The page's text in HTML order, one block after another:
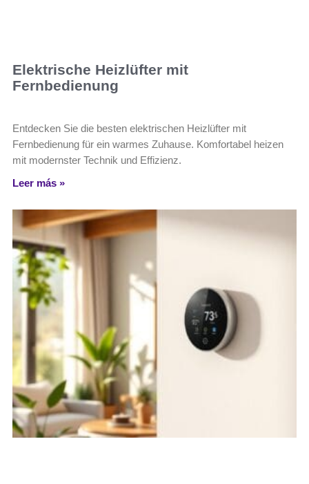
Elektrische Heizlüfter mit
Fernbedienung
Entdecken Sie die besten elektrischen Heizlüfter mit
Fernbedienung für ein warmes Zuhause. Komfortabel heizen
mit modernster Technik und Effizienz.
Leer más »